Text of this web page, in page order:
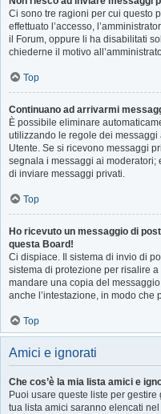
Ci sono tre ragioni per cui questo
effettuato l’accesso,
il Forum, oppure li ha disabilitati
chiederne il motivo
Top
Continuano ad arrivarmi
È possibile eliminare
utilizzando le regole dei
Utente. Se si ricevono messaggi
segnala i messaggi ai moderatori;
di inviare messaggi privati​​.
Top
Ho ricevuto un messaggio di
questa Board!
Ci dispiace. Il sistema di invio di
sistema di protezione per risalire
mandare una copia del
anche l’intestazione, in modo che
Top
Amici e ignorati
Che cos’è la mia lista amici e
Puoi usare queste liste per
tua lista amici saranno elencati